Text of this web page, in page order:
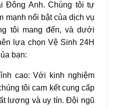
Đông Anh. Chúng tôi tự
mạnh nổi bật của dịch vụ
tôi mang đến, và dưới
lựa chọn Vệ Sinh 24H
bạn:
cao: Với kinh nghiệm
tôi cam kết cung cấp
lượng và uy tín. Đội ngũ